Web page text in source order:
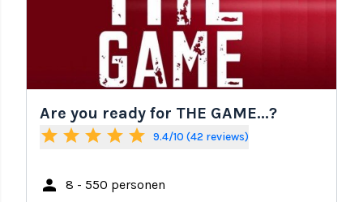
Are you ready for THE GAME...?
star star star star star 9.4/10 (42 reviews)
person 8 - 550 personen